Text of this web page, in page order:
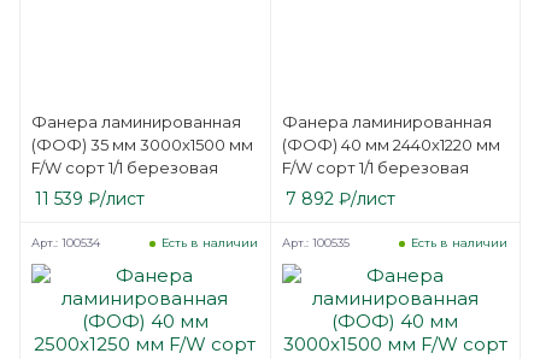
Фанера ламинированная
(ФОФ) 35 мм 3000х1500 мм
F/W сорт 1/1 березовая
11 539 ₽/лист
Фанера ламинированная
(ФОФ) 40 мм 2440х1220 мм
F/W сорт 1/1 березовая
7 892 ₽/лист
Есть в наличии
Арт.: 100534 Есть в наличии
Арт.: 100535